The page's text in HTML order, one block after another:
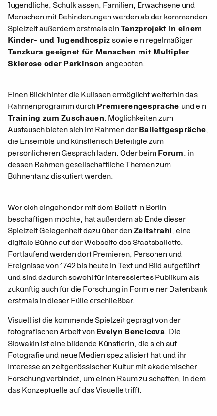
Jugendliche, Schulklassen, Familien, Erwachsene und
Menschen mit Behinderungen werden ab der kommenden
Spielzeit außerdem erstmals einTanzprojekt in einem
Kinder- und Jugendhospiz sowie ein regelmäßiger
Tanzkurs geeignet für Menschen mit Multipler
Sklerose oder Parkinson angeboten.
Einen Blick hinter die Kulissen ermöglicht weiterhin das
Rahmenprogramm durch Premierengespräche und ein
Training zum Zuschauen. Möglichkeiten zum
Austausch bieten sich im Rahmen der Ballettgespräche,
die Ensemble und künstlerisch Beteiligte zum
persönlicheren Gespräch laden. Oder beim Forum, in
dessen Rahmen gesellschaftliche Themen zum
Bühnentanz diskutiert werden.
Wer sich eingehender mit dem Ballett in Berlin
beschäftigen möchte, hat außerdem ab Ende dieser
Spielzeit Gelegenheit dazu über denZeitstrahl, eine
digitale Bühne auf der Webseite des Staatsballetts.
Fortlaufend werden dort Premieren, Personen und
Ereignisse von 1742 bis heute in Text und Bild aufgeführt
und sind dadurch sowohl für interessiertes Publikum als
zukünftig auch für die Forschung in Form einer Datenbank
erstmals in dieser Fülle erschließbar.
Visuell ist die kommende Spielzeit geprägt von der
fotografischen Arbeit von Evelyn Bencicova. Die
Slowakin ist eine bildende Künstlerin, die sich auf
Fotografie und neue Medien spezialisiert hat und ihr
Interesse an zeitgenössischer Kultur mit akademischer
Forschung verbindet, um einen Raum zu schaffen, in dem
das Konzeptuelle auf das Visuelle trifft.